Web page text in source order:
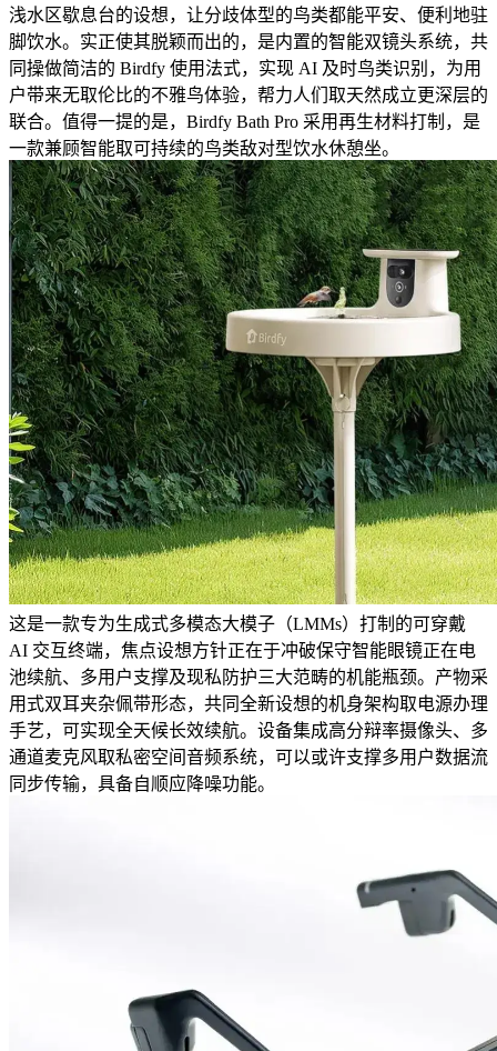
浅水区歇息台的设想，让分歧体型的鸟类都能平安、便利地驻
脚饮水。实正使其脱颖而出的，是内置的智能双镜头系统，共
同操做简洁的 Birdfy 使用法式，实现 AI 及时鸟类识别，为用
户带来无取伦比的不雅鸟体验，帮力人们取天然成立更深层的
联合。值得一提的是，Birdfy Bath Pro 采用再生材料打制，是
一款兼顾智能取可持续的鸟类敌对型饮水休憩坐。
这是一款专为生成式多模态大模子（LMMs）打制的可穿戴
AI 交互终端，焦点设想方针正在于冲破保守智能眼镜正在电
池续航、多用户支撑及现私防护三大范畴的机能瓶颈。产物采
用式双耳夹杂佩带形态，共同全新设想的机身架构取电源办理
手艺，可实现全天候长效续航。设备集成高分辩率摄像头、多
通道麦克风取私密空间音频系统，可以或许支撑多用户数据流
同步传输，具备自顺应降噪功能。